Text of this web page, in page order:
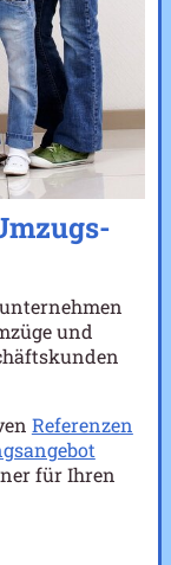
und
Referenzen
für Ihren